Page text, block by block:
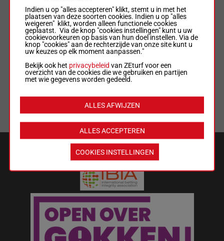
LIMIETEN & SESSIEDETAILS
ALGEMENE VOORWAARDEN
WEDREGELS & TOTALISATORREGLEMENT
VEILIGHEID EN BETROUWBAARHEID
Wat kost gokken jou? Stop op tijd.
Indien u op "alles accepteren" klikt, stemt u in met het
plaatsen van deze soorten cookies. Indien u op "alles
weigeren" klikt, worden alleen functionele cookies
geplaatst. Via de knop "cookies instellingen" kunt u uw
cookievoorkeuren op basis van hun doel instellen. Via de
knop "cookies" aan de rechterzijde van onze site kunt u
uw keuzes op elk moment aanpassen."
Bekijk ook het privacybeleid van ZEturf voor een
overzicht van de cookies die we gebruiken en partijen
met wie gegevens worden gedeeld.
ALLES ACCEPTEREN
ALLES AFWIJZEN
COOKIES INSTELLINGEN